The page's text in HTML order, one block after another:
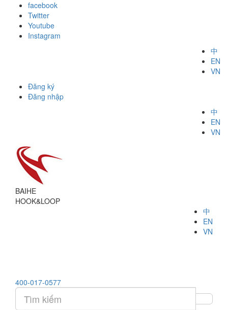
facebook
Twitter
Youtube
Instagram
中
EN
VN
Đăng ký
Đăng nhập
中
EN
VN
BAIHE
HOOK&LOOP
中
EN
VN
400-017-0577